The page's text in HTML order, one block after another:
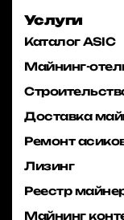
Услуги
Каталог ASIC
Майнинг-
Доставка
Ремонт
Лизинг
Реестр
Майнинг